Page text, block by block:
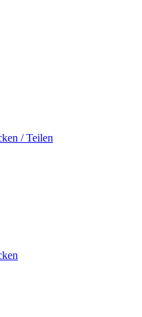
/ Teilen